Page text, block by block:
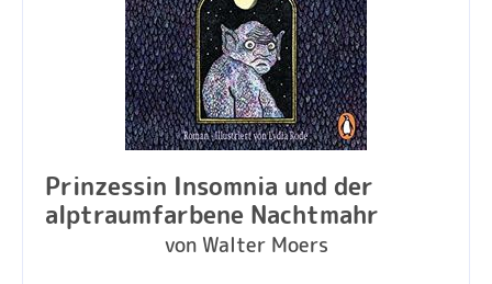
Prinzessin Insomnia und der
alptraumfarbene Nachtmahr
von Walter Moers